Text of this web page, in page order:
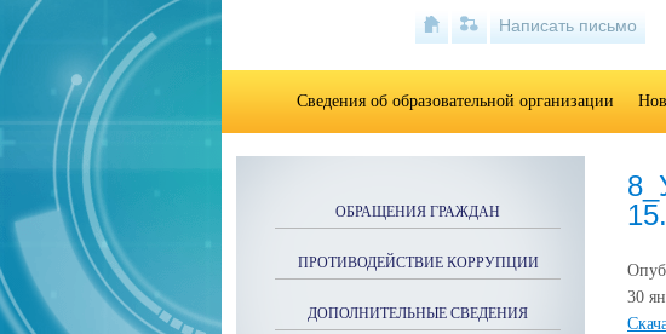
30
ОБРАЩЕНИЯ ГРАЖДАН
ПРОТИВОДЕЙСТВИЕ КОРРУПЦИИ
ДОПОЛНИТЕЛЬНЫЕ СВЕДЕНИЯ
Написать письмо
Сведения об образовательной организации